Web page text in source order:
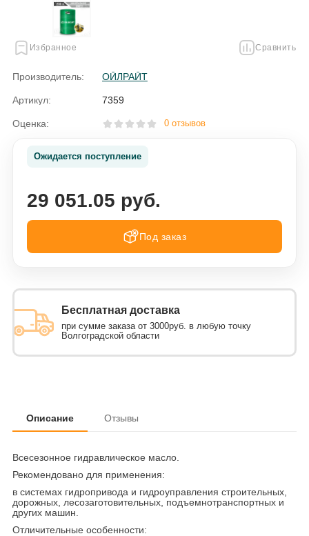
Избранное Сравнить
Производитель: ОЙЛРАЙТ
Артикул: 7359
Оценка: 0 отзывов
Ожидается поступление
29 051.05 руб.
Под заказ
Бесплатная доставка
при сумме заказа от 3000руб. в любую точку
Волгоградской области
Описание Отзывы
Всесезонное гидравлическое масло.
Рекомендовано для применения:
в системах гидропривода и гидроуправления строительных,
дорожных, лесозаготовительных, подъемнотранспортных и
других машин.
Отличительные особенности: